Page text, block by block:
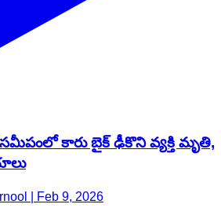
కారు బైక్ ఢీకొని వ్యక్తి మృతి,
| Feb 9, 2026